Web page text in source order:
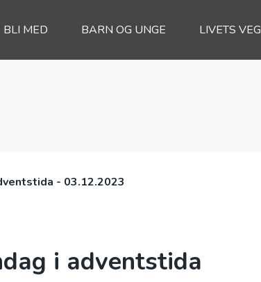
BLI MED BARN OG UNGE LIVETS VEG
- 03.12.2023
i adventstida